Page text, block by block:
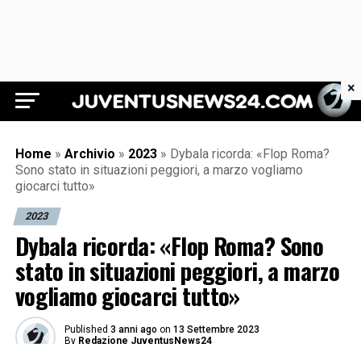
Juventus News 24
Home » Archivio » 2023 » Dybala ricorda: «Flop Roma?
Sono stato in situazioni peggiori, a marzo vogliamo
giocarci tutto»
2023
Dybala ricorda: «Flop Roma? Sono
stato in situazioni peggiori, a marzo
vogliamo giocarci tutto»
Published 3 anni ago on 13 Settembre 2023
By Redazione JuventusNews24
×